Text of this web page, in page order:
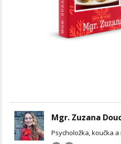
Mgr. Zuzana
Psycholožka, koučka